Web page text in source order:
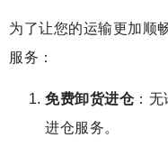
为了让您的运输更加顺
服务：
免费卸货进仓 ：
进仓服务。